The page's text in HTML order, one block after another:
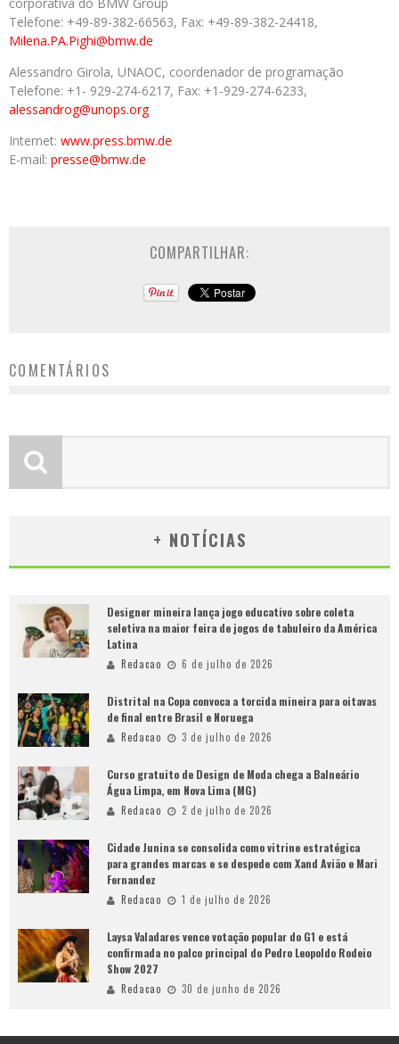
Telefone: +49-89-382-66563, Fax: +49-89-382-24418,
Milena.PA.Pighi@bmw.de
Alessandro Girola, UNAOC, coordenador de programação
Telefone: +1- 929-274-6217, Fax: +1-929-274-6233,
alessandrog@unops.org
Internet: www.press.bmw.de
E-mail: presse@bmw.de
COMPARTILHAR:
COMENTÁRIOS
+ NOTÍCIAS
Designer mineira lança jogo educativo sobre coleta
seletiva na maior feira de jogos de tabuleiro da América
Latina
Redacao 6 de julho de 2026
Distrital na Copa convoca a torcida mineira para oitavas
de final entre Brasil e Noruega
Redacao 3 de julho de 2026
Curso gratuito de Design de Moda chega a Balneário
Água Limpa, em Nova Lima (MG)
Redacao 2 de julho de 2026
Cidade Junina se consolida como vitrine estratégica
para grandes marcas e se despede com Xand Avião e Mari
Fernandez
Redacao 1 de julho de 2026
Laysa Valadares vence votação popular do G1 e está
confirmada no palco principal do Pedro Leopoldo Rodeio
Show 2027
Redacao 30 de junho de 2026